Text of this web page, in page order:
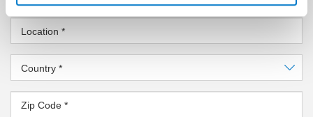
Location *
Country *
Zip Code *